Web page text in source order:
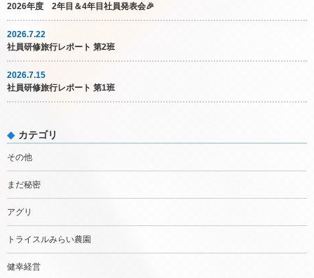
2026年度 2年目＆4年目社員発表会🎉
2026.7.22
社員研修旅行レポート 第2班
2026.7.15
社員研修旅行レポート 第1班
カテゴリ
その他
まだ秘密
アグリ
トライスルみらい農園
健幸経営